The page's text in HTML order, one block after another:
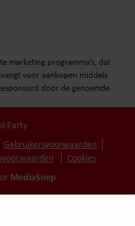
marketing programma’s, dat
voor aankopen middels
door de genoemde
Party
Gebruikersvoorwaarden
Cookies
MediaSoep